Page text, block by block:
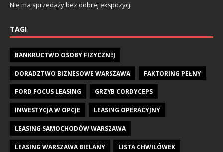
Nie ma sprzedaży bez dobrej ekspozycji
TAGI
BANKRUCTWO OSOBY FIZYCZNEJ
DORADZTWO BIZNESOWE WARSZAWA FAKTORING PEŁNY
FORD FOCUS LEASING GRZYB CORDYCEPS
INWESTYCJA W OPCJE LEASING OPERACYJNY
LEASING SAMOCHODÓW WARSZAWA
LEASING WARSZAWA BIELANY LISTA CHWILÓWEK